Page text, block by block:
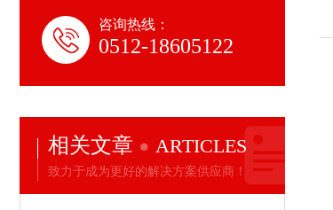
咨询热线：
0512-18605122
相关文章 ARTICLES
致力于成为更好的解决方案供应商！